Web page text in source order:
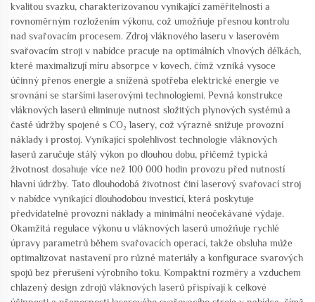
kvalitou svazku, charakterizovanou vynikající zaměřitelností a
rovnoměrným rozložením výkonu, což umožňuje přesnou kontrolu
nad svařovacím procesem. Zdroj vláknového laseru v laserovém
svařovacím stroji v nabídce pracuje na optimálních vlnových délkách,
které maximalizují míru absorpce v kovech, čímž vzniká vysoce
účinný přenos energie a snížená spotřeba elektrické energie ve
srovnání se staršími laserovými technologiemi. Pevná konstrukce
vláknových laserů eliminuje nutnost složitých plynových systémů a
časté údržby spojené s CO₂ lasery, což výrazně snižuje provozní
náklady i prostoj. Vynikající spolehlivost technologie vláknových
laserů zaručuje stálý výkon po dlouhou dobu, přičemž typická
životnost dosahuje více než 100 000 hodin provozu před nutností
hlavní údržby. Tato dlouhodobá životnost činí laserový svařovací stroj
v nabídce vynikající dlouhodobou investicí, která poskytuje
předvídatelné provozní náklady a minimální neočekávané výdaje.
Okamžitá regulace výkonu u vláknových laserů umožňuje rychlé
úpravy parametrů během svařovacích operací, takže obsluha může
optimalizovat nastavení pro různé materiály a konfigurace svarových
spojů bez přerušení výrobního toku. Kompaktní rozměry a vzduchem
chlazený design zdrojů vláknových laserů přispívají k celkové